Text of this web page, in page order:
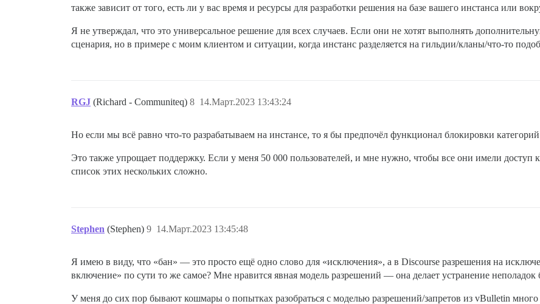
также зависит от того, есть ли у вас время и ресурсы для разработки решения на базе вашего инстанса или
Я не утверждал, что это универсальное решение для всех случаев. Если они не хотят выполнять
сценария, но в примере с моим клиентом и ситуации, когда инстанс разделяется на гильдии/кланы/что-то
RGJ (Richard - Communiteq) 14.Март.2023 13:43:24
8
Но если мы всё равно что-то разрабатываем на инстансе, то я бы предпочёл функционал блокировки категорий
Это также упрощает поддержку. Если у меня 50 000 пользователей, и мне нужно, чтобы все они имели доступ к
список этих нескольких сложно.
Stephen (Stephen) 14.Март.2023 13:45:48
9
Я имею в виду, что «бан» — это просто ещё одно слово для «исключения», а в Discourse разрешения на
включение» по сути то же самое? Мне нравится явная модель разрешений — она делает устранение неполадок
У меня до сих пор бывают кошмары о попытках разобраться с моделью разрешений/запретов из vBulletin много